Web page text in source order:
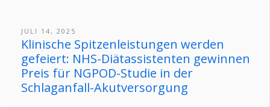
JULI 14, 2025
Klinische Spitzenleistungen werden
gefeiert: NHS-Diätassistenten gewinnen
Preis für NGPOD-Studie in der
Schlaganfall-Akutversorgung